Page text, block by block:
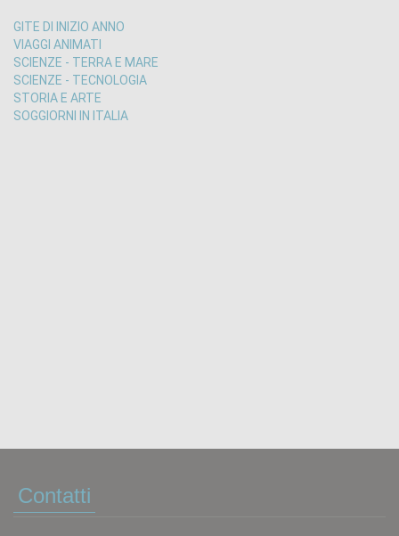
GITE DI INIZIO ANNO
VIAGGI ANIMATI
SCIENZE - TERRA E MARE
SCIENZE - TECNOLOGIA
STORIA E ARTE
SOGGIORNI IN ITALIA
Contatti